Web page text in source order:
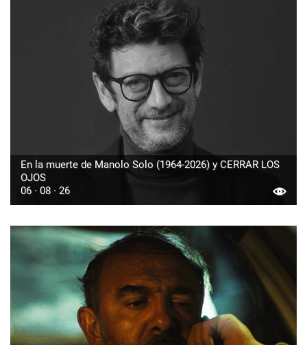
En la muerte de Manolo Solo (1964-2026) y CERRAR LOS
OJOS
06 · 08 · 26